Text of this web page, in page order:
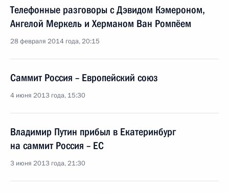
Телефонные разговоры с Дэвидом Кэмероном,
Ангелой Меркель и Херманом Ван Ромпёем
28 февраля 2014 года, 20:15
Саммит Россия – Европейский союз
4 июня 2013 года, 15:30
Владимир Путин прибыл в Екатеринбург
на саммит Россия – ЕС
3 июня 2013 года, 21:30